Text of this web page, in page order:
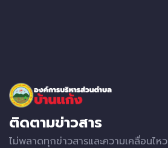
ติดตามข่าวสาร
ไม่พลาดทุกข่าวสารและความเคลื่อนไหว